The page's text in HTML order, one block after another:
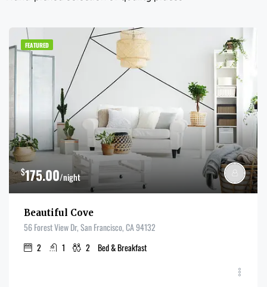
FEATURED
$175.00/night
Beautiful Cove
56 Forest View Dr, San Francisco, CA 94132
2
1 2 Bed & Breakfast